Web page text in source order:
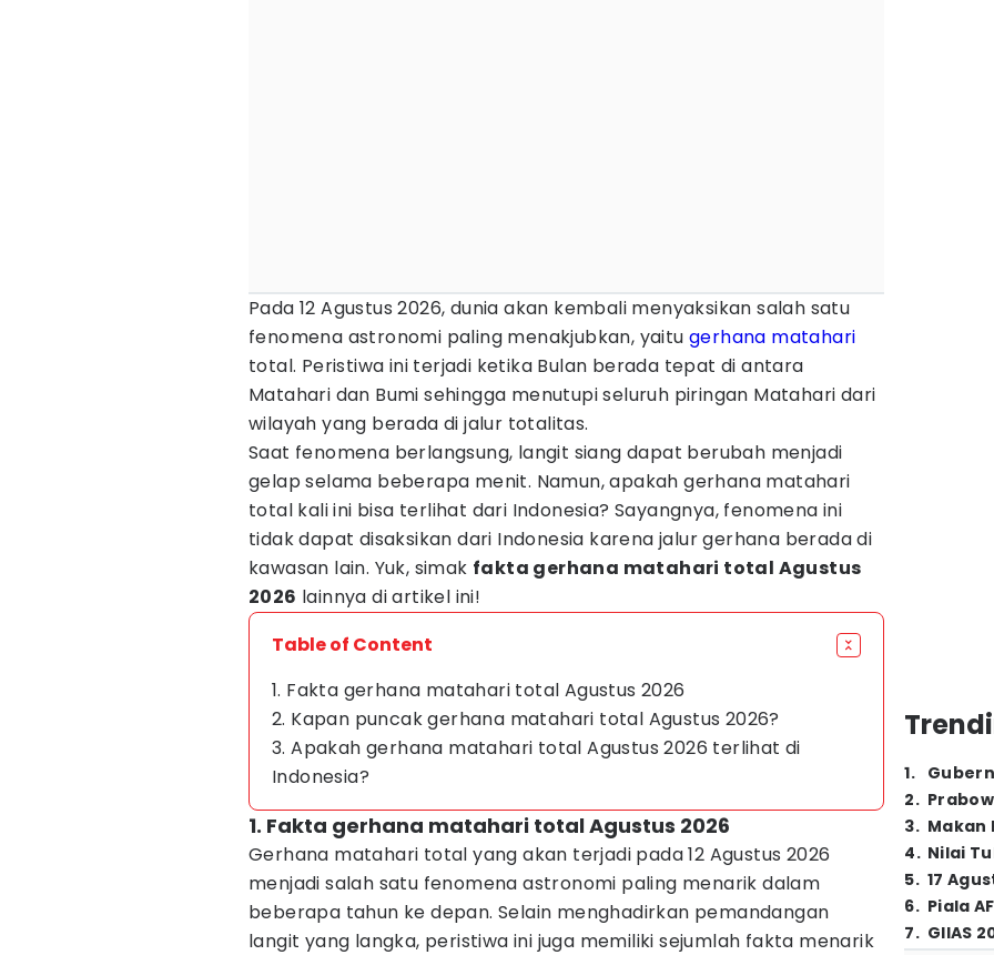
Pada 12 Agustus 2026, dunia akan kembali menyaksikan salah satu
fenomena astronomi paling menakjubkan, yaitu gerhana matahari
total. Peristiwa ini terjadi ketika Bulan berada tepat di antara
Matahari dan Bumi sehingga menutupi seluruh piringan Matahari dari
wilayah yang berada di jalur totalitas.
Saat fenomena berlangsung, langit siang dapat berubah menjadi
gelap selama beberapa menit. Namun, apakah gerhana matahari
total kali ini bisa terlihat dari Indonesia? Sayangnya, fenomena ini
tidak dapat disaksikan dari Indonesia karena jalur gerhana berada di
kawasan lain. Yuk, simak fakta gerhana matahari total Agustus
2026 lainnya di artikel ini!
Table of Content
1. Fakta gerhana matahari total Agustus 2026
2. Kapan puncak gerhana matahari total Agustus 2026?
3. Apakah gerhana matahari total Agustus 2026 terlihat di
Indonesia?
1. Fakta gerhana matahari total Agustus 2026
Gerhana matahari total yang akan terjadi pada 12 Agustus 2026
menjadi salah satu fenomena astronomi paling menarik dalam
beberapa tahun ke depan. Selain menghadirkan pemandangan
langit yang langka, peristiwa ini juga memiliki sejumlah fakta menarik
1.
2.
3. Makan
4. Nilai
5. 17
6. Piala
7. GIIAS